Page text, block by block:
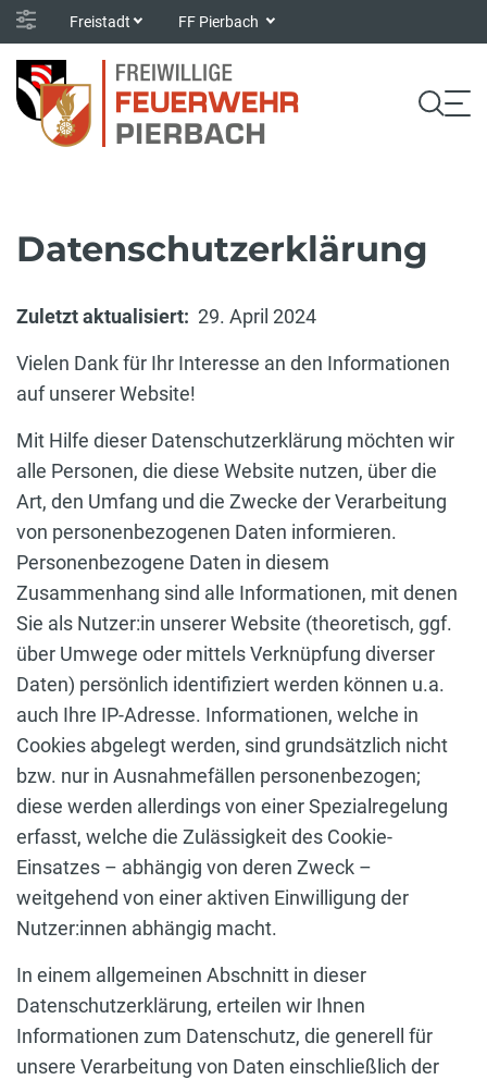
Freistadt FF Pierbach
Datenschutzerklärung
Zuletzt aktualisiert: 29. April 2024
Vielen Dank für Ihr Interesse an den Informationen
auf unserer Website!
Mit Hilfe dieser Datenschutzerklärung möchten wir
alle Personen, die diese Website nutzen, über die
Art, den Umfang und die Zwecke der Verarbeitung
von personenbezogenen Daten informieren.
Personenbezogene Daten in diesem
Zusammenhang sind alle Informationen, mit denen
Sie als Nutzer:in unserer Website (theoretisch, ggf.
über Umwege oder mittels Verknüpfung diverser
Daten) persönlich identifiziert werden können u.a.
auch Ihre IP-Adresse. Informationen, welche in
Cookies abgelegt werden, sind grundsätzlich nicht
bzw. nur in Ausnahmefällen personenbezogen;
diese werden allerdings von einer Spezialregelung
erfasst, welche die Zulässigkeit des Cookie-
Einsatzes – abhängig von deren Zweck –
weitgehend von einer aktiven Einwilligung der
Nutzer:innen abhängig macht.
In einem allgemeinen Abschnitt in dieser
Datenschutzerklärung, erteilen wir Ihnen
Informationen zum Datenschutz, die generell für
unsere Verarbeitung von Daten einschließlich der